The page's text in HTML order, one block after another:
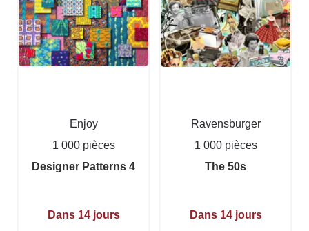
Enjoy
1 000 pièces
Designer Patterns 4
Dans 14 jours
Ravensburger
1 000 pièces
The 50s
Dans 14 jours